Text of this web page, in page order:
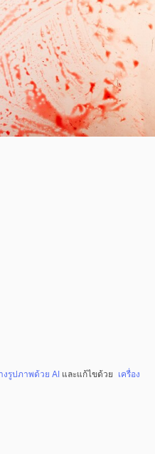
งรูปภาพด้วย AI และแก้ไขด้วย เครื่อง